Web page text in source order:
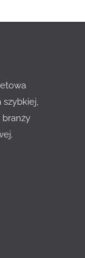
szybkiej,
branży